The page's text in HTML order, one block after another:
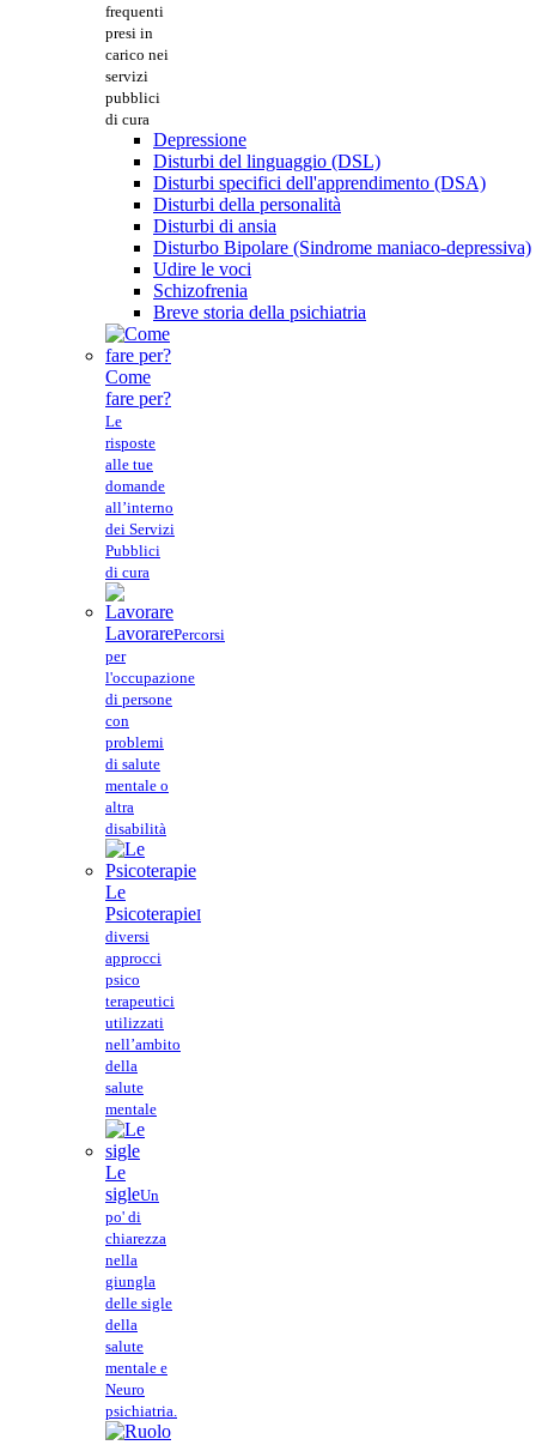
frequenti
presi in
carico nei
servizi
pubblici
di cura
Depressione
Disturbi del linguaggio (DSL)
Disturbi specifici dell'apprendimento (DSA)
Disturbi della personalità
Disturbi di ansia
Disturbo Bipolare (Sindrome maniaco-depressiva)
Udire le voci
Schizofrenia
Breve storia della psichiatria
Come
fare per?
Le
risposte
alle tue
domande
all’interno
dei Servizi
Pubblici
di cura
LavorarePercorsi
per
l'occupazione
di persone
con
problemi
di salute
mentale o
altra
disabilità
Le
PsicoterapieI
diversi
approcci
psico
terapeutici
utilizzati
nell’ambito
della
salute
mentale
Le
sigleUn
po' di
chiarezza
nella
giungla
delle sigle
della
salute
mentale e
Neuro
psichiatria.